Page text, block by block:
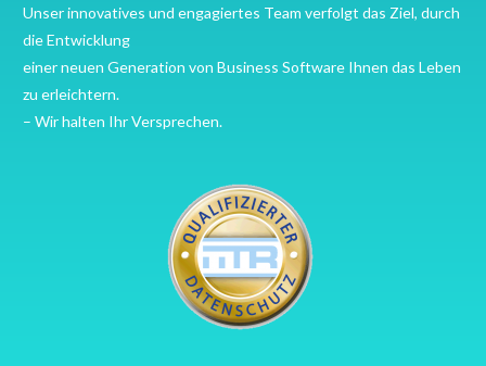
Unser innovatives und engagiertes Team verfolgt das Ziel, durch
die Entwicklung
einer neuen Generation von Business Software Ihnen das Leben
zu erleichtern.
– Wir halten Ihr Versprechen.